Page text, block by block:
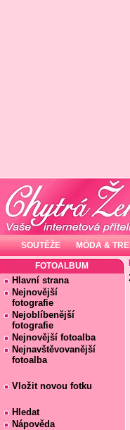
SOUTĚŽE MÓDA &
FOTOALBUM
Hlavní strana
Nejnovější
fotografie
Nejoblíbenější
fotografie
Nejnovější fotoalba
Nejnavštěvovanější
fotoalba
Vložit novou fotku
Hledat
Nápověda